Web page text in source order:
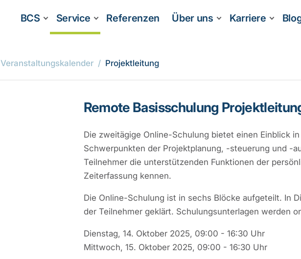
BCS Service Referenzen Über uns Karriere
Veranstaltungskalender Projektleitung
Remote Basisschulung
Die zweitägige Online-Schulung bietet einen Einblick
Schwerpunkten der Projektplanung, -steuerung und -
Teilnehmer die unterstützenden Funktionen der
Zeiterfassung kennen.
Die Online-Schulung ist in sechs Blöcke aufgeteilt. In
der Teilnehmer geklärt. Schulungsunterlagen werden
Dienstag, 14. Oktober 2025, 09:00 - 16:30 Uhr
Mittwoch, 15. Oktober 2025, 09:00 - 16:30 Uhr